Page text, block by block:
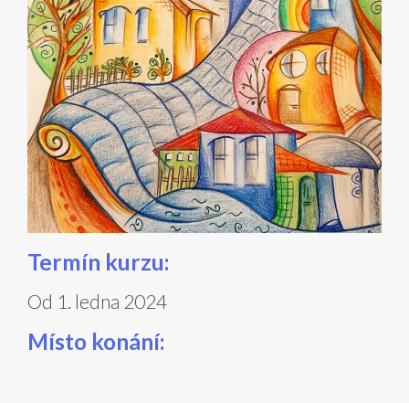
Termín kurzu:
Od 1. ledna 2024
Místo konání: